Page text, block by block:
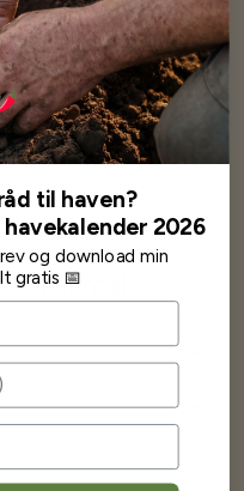
Bjarne har jeg altid mødt
fra
til haven?
2026
og download min
gratis 📅